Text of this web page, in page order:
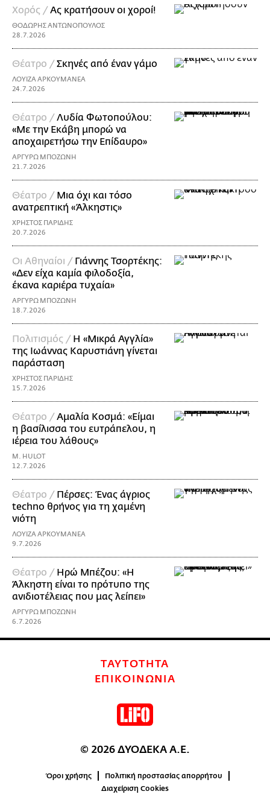
Χορός /Ας κρατήσουν οι χοροί!
ΘΟΔΩΡΗΣ ΑΝΤΩΝΟΠΟΥΛΟΣ
28.7.2026
Θέατρο /Σκηνές από έναν γάμο
ΛΟΥΙΖΑ ΑΡΚΟΥΜΑΝΕΑ
24.7.2026
Θέατρο /Λυδία Φωτοπούλου:
«Με την Εκάβη μπορώ να
αποχαιρετήσω την Επίδαυρο»
ΑΡΓΥΡΩ ΜΠΟΖΩΝΗ
21.7.2026
Θέατρο / Μια όχι και τόσο
ανατρεπτική «Άλκηστις»
ΧΡΗΣΤΟΣ ΠΑΡΙΔΗΣ
20.7.2026
Οι Αθηναίοι / Γιάννης Τσορτέκης:
«Δεν είχα καμία φιλοδοξία,
έκανα καριέρα τυχαία»
ΑΡΓΥΡΩ ΜΠΟΖΩΝΗ
18.7.2026
Πολιτισμός / Η «Μικρά Αγγλία»
της Ιωάννας Καρυστιάνη γίνεται
παράσταση
ΧΡΗΣΤΟΣ ΠΑΡΙΔΗΣ
15.7.2026
Θέατρο /Αμαλία Κοσμά: «Είμαι
η βασίλισσα του ευτράπελου, η
ιέρεια του λάθους»
M. HULOT
12.7.2026
Θέατρο / Πέρσες: Ένας άγριος
techno θρήνος για τη χαμένη
νιότη
ΛΟΥΙΖΑ ΑΡΚΟΥΜΑΝΕΑ
9.7.2026
Θέατρο / Ηρώ Μπέζου: «H
Άλκηστη είναι το πρότυπο της
ανιδιοτέλειας που μας λείπει»
ΑΡΓΥΡΩ ΜΠΟΖΩΝΗ
6.7.2026
ΤΑΥΤΟΤΗΤΑ
ΕΠΙΚΟΙΝΩΝΙΑ
© 2026 ΔΥΟΔΕΚΑ Α.Ε.
Όροι χρήσης
Πολιτική προστασίας απορρήτου
Διαχείριση Cookies